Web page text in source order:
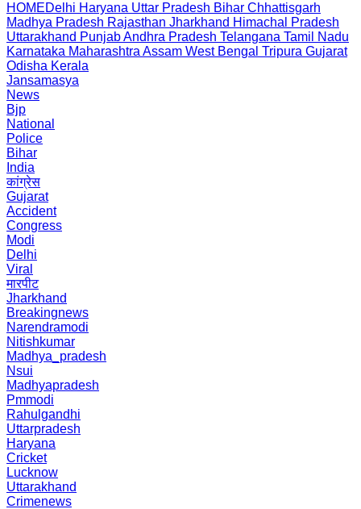
HOMEDelhi Haryana Uttar Pradesh Bihar Chhattisgarh
Madhya Pradesh Rajasthan Jharkhand Himachal Pradesh
Uttarakhand PunjabAndhra Pradesh Telangana Tamil Nadu
Karnataka Maharashtra Assam West Bengal Tripura Gujarat
Odisha Kerala
Jansamasya
News
Bjp
National
Police
Bihar
India
कांग्रेस
Gujarat
Accident
Congress
Modi
Delhi
Viral
मारपीट
Jharkhand
Breakingnews
Narendramodi
Nitishkumar
Madhya_pradesh
Nsui
Madhyapradesh
Pmmodi
Rahulgandhi
Uttarpradesh
Haryana
Cricket
Lucknow
Uttarakhand
Crimenews